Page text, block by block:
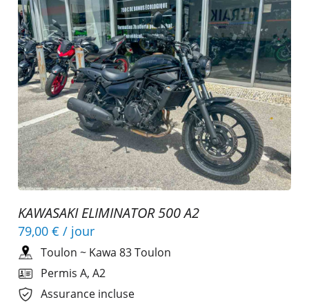
KAWASAKI ELIMINATOR 500 A2
79,00 € / jour
Toulon ~ Kawa 83 Toulon
Permis A, A2
Assurance incluse